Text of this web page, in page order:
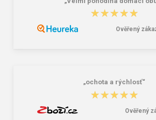
★★★★★
★★★★★
Ověřený
„ochota a rýchlosť“
★★★★★
★★★★★
Ověřený